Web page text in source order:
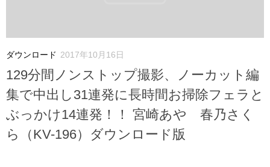
ダウンロード 2017年10月16日
129分間ノンストップ撮影、ノーカット編
集で中出し31連発に長時間お掃除フェラと
ぶっかけ14連発！！ 宮崎あや 春乃さく
ら（KV-196）ダウンロード版